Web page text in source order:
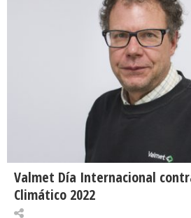
Valmet Día Internacional
Climático 2022